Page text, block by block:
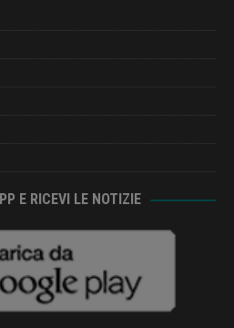
E RICEVI LE NOTIZIE